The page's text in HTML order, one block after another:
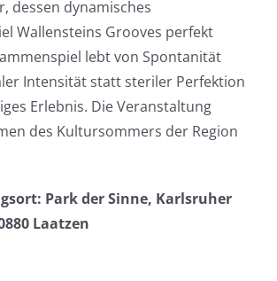
dessen dynamisches
Wallensteins Grooves perfekt
lebt von Spontanität
Intensität statt steriler Perfektion
Erlebnis. Die Veranstaltung
des Kultursommers der Region
Park der Sinne, Karlsruher
Laatzen